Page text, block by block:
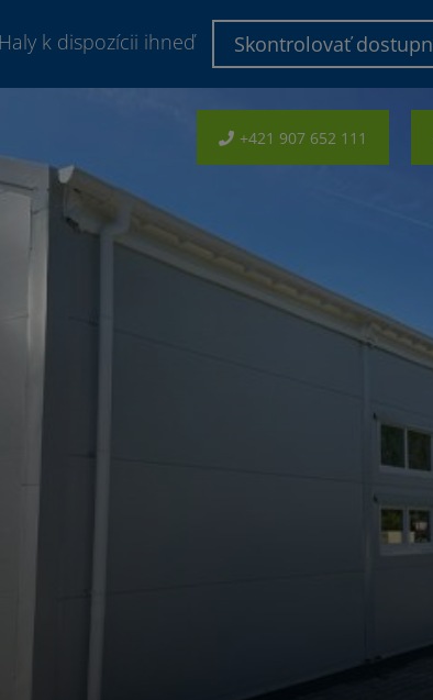
Haly k dispozícii ihneď Skontrolovať
+421 907 652 111